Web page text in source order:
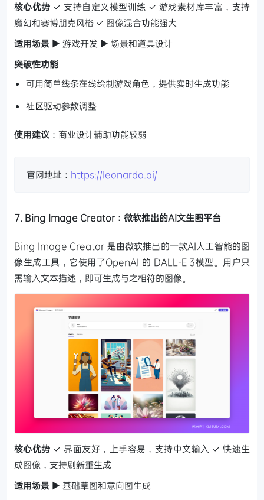
核心优势 ✓ 支持自定义模型训练 ✓ 游戏素材库丰富，支持
魔幻和赛博朋克风格 ✓ 图像混合功能强大
适用场景 ▶ 游戏开发 ▶ 场景和道具设计
突破性功能
可用简单线条在线绘制游戏角色，提供实时生成功能
社区驱动参数调整
使用建议 ：商业设计辅助功能较弱
官网地址： https://leonardo.ai/
7. Bing Image Creator：微软推出的AI文生图平台
Bing Image Creator 是由微软推出的一款AI人工智能的图
像生成工具，它使用了OpenAI 的 DALL-E 3模型。用户只
需输入文本描述，即可生成与之相符的图像。
核心优势 ✓ 界面友好，上手容易，支持中文输入 ✓ 快速生
成图像，支持刷新重生成
适用场景 ▶ 基础草图和意向图生成